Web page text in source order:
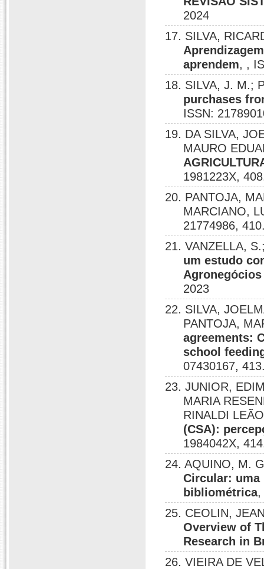
2024
17. SILVA,
aprendem, ,
18. SILVA, J. M.;
purchases
ISSN:
19. DA SILVA,
MAURO
1981223X,
20. PANTOJA,
MARCIANO,
21774986,
21. VANZELLA,
um estudo
2023
22. SILVA,
PANTOJA,
agreements:
school
07430167,
23. JUNIOR,
MARIA
RINALDI
(CSA):
1984042X,
24. AQUINO, M.
Circular: uma
bibliométrica,
25. CEOLIN,
Overview of
Research in
26. VIEIRA DE